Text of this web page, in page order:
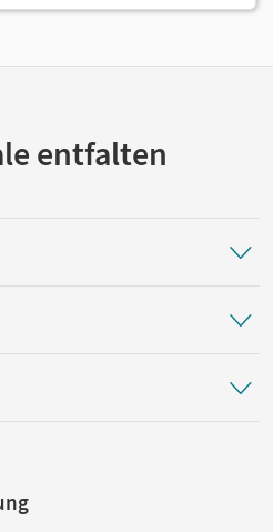
entfalten